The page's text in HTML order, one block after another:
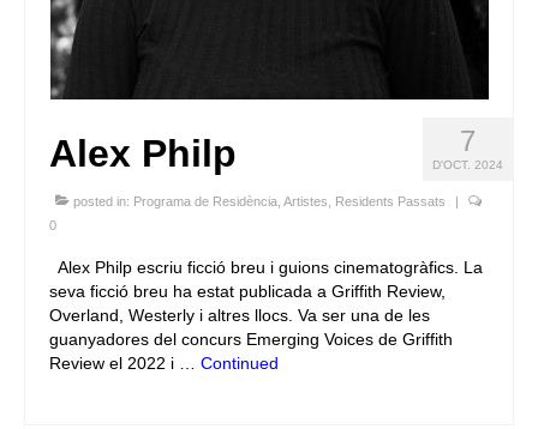
7
D'OCT. 2024
Alex Philp
posted in: Programa de Residència Artistes Residents Passats
|
0
Alex Philp escriu ficció breu i guions cinematogràfics. La
seva ficció breu ha estat publicada a Griffith Review,
Overland, Westerly i altres llocs. Va ser una de les
guanyadores del concurs Emerging Voices de Griffith
Review el 2022 i … Continued